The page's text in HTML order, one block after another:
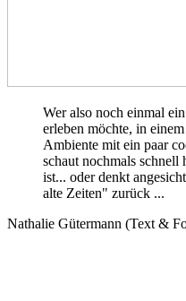
Wer also noch einmal
erleben möchte, in
Ambiente mit ein paar
schaut nochmals schnell
ist... oder denkt
alte Zeiten" zurück ...
Nathalie Gütermann (Text &